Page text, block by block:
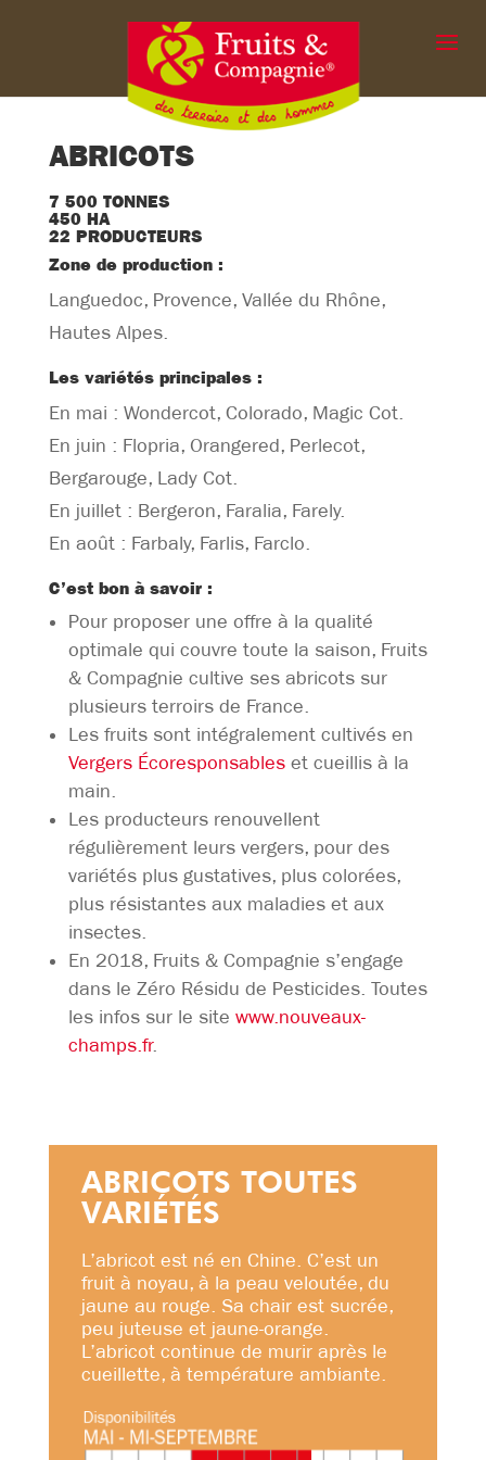
ABRICOTS
7 500 TONNES
450 HA
22 PRODUCTEURS
Zone de production :
Languedoc, Provence, Vallée du Rhône,
Hautes Alpes.
Les variétés principales :
En mai : Wondercot, Colorado, Magic Cot.
En juin : Flopria, Orangered, Perlecot,
Bergarouge, Lady Cot.
En juillet : Bergeron, Faralia, Farely.
En août : Farbaly, Farlis, Farclo.
C’est bon à savoir :
Pour proposer une offre à la qualité
optimale qui couvre toute la saison, Fruits
& Compagnie cultive ses abricots sur
plusieurs terroirs de France.
Les fruits sont intégralement cultivés en
Vergers Écoresponsableset cueillis à la
main.
Les producteurs renouvellent
régulièrement leurs vergers, pour des
variétés plus gustatives, plus colorées,
plus résistantes aux maladies et aux
insectes.
En 2018, Fruits & Compagnie s’engage
dans le Zéro Résidu de Pesticides. Toutes
les infos sur le site www.nouveaux-
champs.fr.
ABRICOTS TOUTES
VARIÉTÉS
L’abricot est né en Chine. C’est un
fruit à noyau, à la peau veloutée, du
jaune au rouge. Sa chair est sucrée,
peu juteuse et jaune-orange.
L’abricot continue de murir après le
cueillette, à température ambiante.